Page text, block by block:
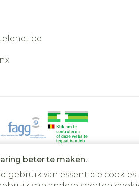
beter te maken.
gebruik van essentiële